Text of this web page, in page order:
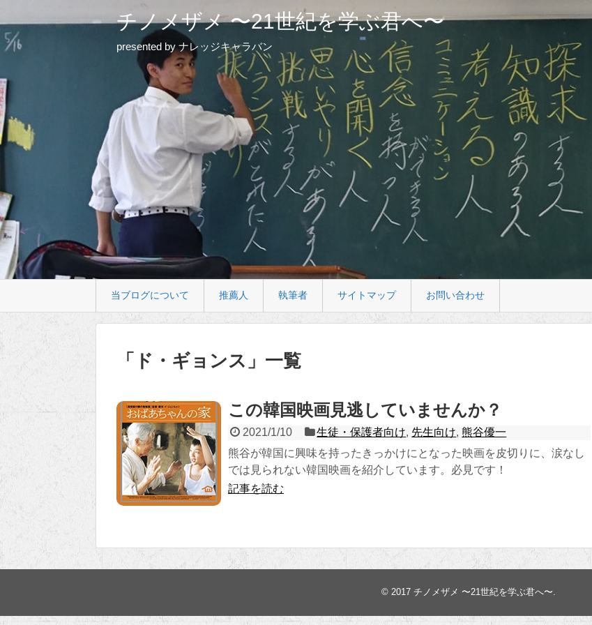
チノメザメ 〜21世紀を学ぶ君へ〜
presented by ナレッジキャラバン
当ブログについて 推薦人 執筆者 サイトマップ お問い合わせ
「 ド・ギョンス 」 一覧
この韓国映画見逃していませんか？
2021/1/10 生徒・保護者向け, 先生向け,熊谷優一
熊谷が韓国に興味を持ったきっかけにとなった映画を皮切りに、涙なし
では見られない韓国映画を紹介しています。必見です！
記事を読む
© 2017 チノメザメ 〜21世紀を学ぶ君へ〜